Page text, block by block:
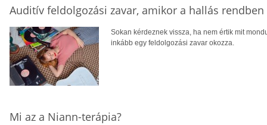
Auditív feldolgozási zavar, amikor a hallás
Sokan kérdeznek vissza, ha nem értik mit
inkább egy feldolgozási zavar okozza.
Mi az a Niann-terápia?